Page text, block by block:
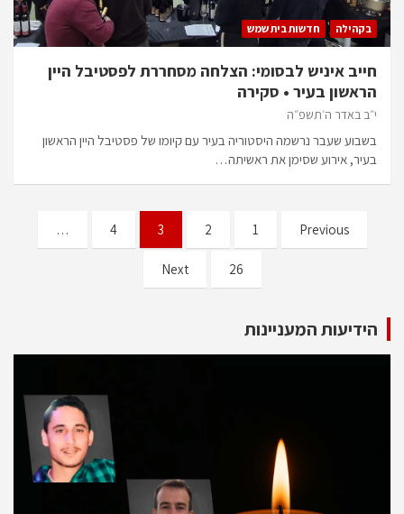
בקהילה חדשות בית שמש
חייב איניש לבסומי: הצלחה מסחררת לפסטיבל היין
הראשון בעיר • סקירה
י״ב באדר ה׳תשפ״ה
בשבוע שעבר נרשמה היסטוריה בעיר עם קיומו של פסטיבל היין הראשון
בעיר, אירוע שסימן את ראשיתה…
Previous
1
2
3
4
…
26
Next
הידיעות המעניינות